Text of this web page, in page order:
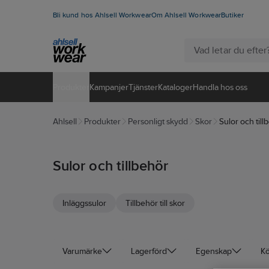
Bli kund hos Ahlsell WorkwearOm Ahlsell WorkwearButiker
KampanjerTjänsterKatalogerHandla hos oss
Ahlsell Produkter Personligt skydd Skor Sulor och
Sulor och tillbehör
Inläggssulor Tillbehör till skor
Varumärke Lagerförd Egenskap